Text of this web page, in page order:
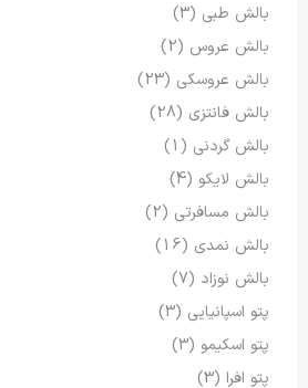
بالش طبی (3)
بالش عروس (2)
بالش عروسکی (23)
بالش فانتزی (28)
بالش گردنی (1)
بالش لایکو (4)
بالش مسافرتی (2)
بالش نمدی (16)
بالش نوزاد (7)
پتو اسپانیایی (3)
پتو اسکیمو (3)
پتو افرا (3)